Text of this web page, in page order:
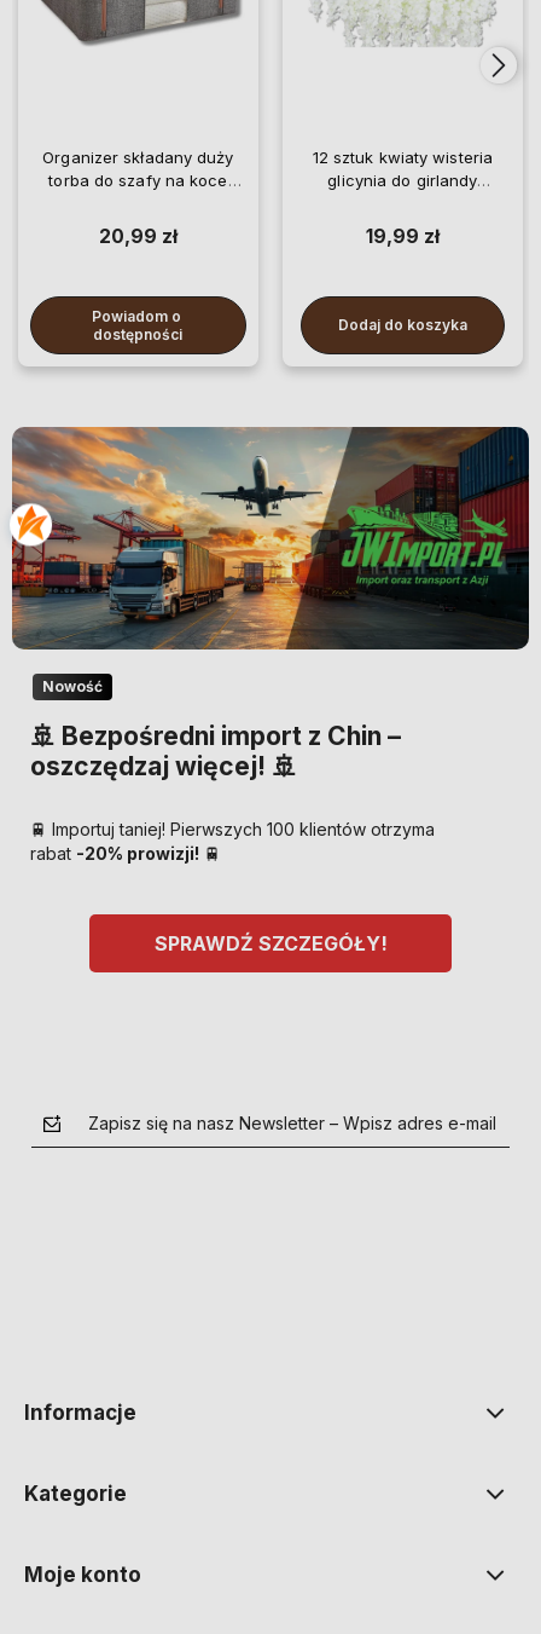
Organizer składany duży
torba do szafy na koce
20,99 zł
Powiadom o
dostępności
12 sztuk kwiaty wisteria
glicynia do girlandy
19,99 zł
Dodaj do koszyka
Nowość
🚢 Bezpośredni import z Chin –
oszczędzaj więcej! 🚢
🚆 Importuj taniej! Pierwszych 100 klientów otrzyma
rabat -20% prowizji! 🚆
SPRAWDŹ SZCZEGÓŁY!
Zapisz się na nasz Newsletter – Wpisz adres e-mail
Informacje
Kategorie
Moje konto